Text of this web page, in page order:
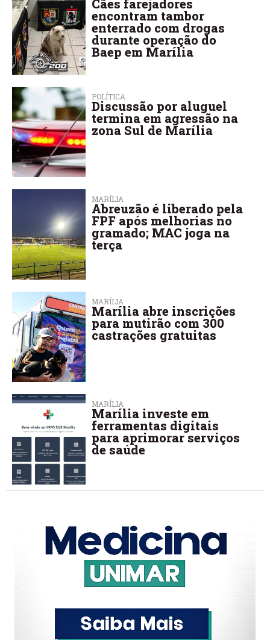
Cães farejadores
encontram tambor
enterrado com drogas
durante operação do
Baep em Marília
POLÍTICA
Discussão por aluguel
termina em agressão na
zona Sul de Marília
MARÍLIA
Abreuzão é liberado pela
FPF após melhorias no
gramado; MAC joga na
terça
MARÍLIA
Marília abre inscrições
para mutirão com 300
castrações gratuitas
MARÍLIA
Marília investe em
ferramentas digitais
para aprimorar serviços
de saúde